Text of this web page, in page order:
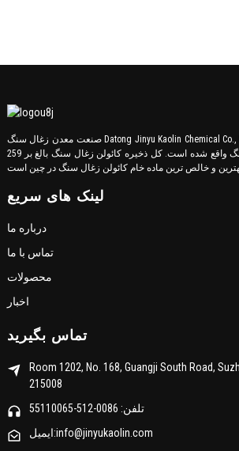
صنعت معدن زغال سنگ Datong Jinyu Kaolin Chemical Co., Ltd. در پارک صنعت Tashan
گروه معدن زغال سنگ داتونگ واقع شده است. کل ذخیره کائولن زغال سنگ بالغ بر 259
لینک های سریع
درباره ما
تماس با ما
محصولات
اخبار
تماس بگیرید
Room 1202, No. 168, Guangji South Road,
215008
تلفن: 0086-512-55110065
ایمیل:info@jinyukaolin.com